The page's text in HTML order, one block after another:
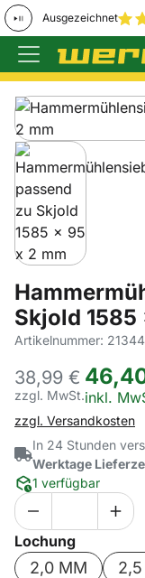
Ausgezeichnet
Zum
Produktgalerie
Zur
Skjold
Artikelnummer:
38,99 €
zzgl. MwSt.
46,
inkl.
zzgl. Versandkosten
In 24 Stunden
Werktage
1 verfügbar
Lochung
2,0 MM